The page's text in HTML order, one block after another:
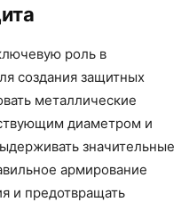
роль в
создания защитных
металлические
диаметром и
значительные
армирование
и предотвращать